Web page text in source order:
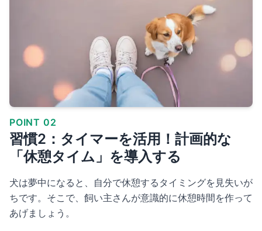
POINT 02
習慣2：タイマーを活用！計画的な
「休憩タイム」を導入する
犬は夢中になると、自分で休憩するタイミングを見失いが
ちです。そこで、飼い主さんが意識的に休憩時間を作って
あげましょう。